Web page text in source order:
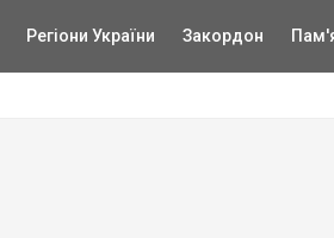
Регіони України Закордон